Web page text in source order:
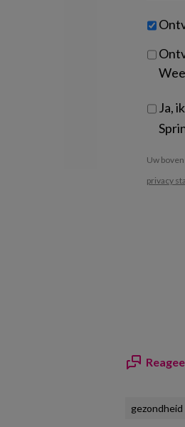
je?
Ja,
Uw
privacy
gezondheid